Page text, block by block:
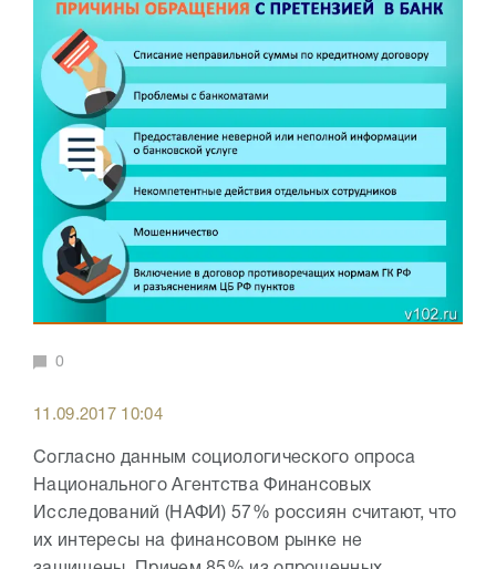
0
11.09.2017 10:04
Согласно данным социологического опроса
Национального Агентства Финансовых
Исследований (НАФИ) 57% россиян считают, что
их интересы на финансовом рынке не